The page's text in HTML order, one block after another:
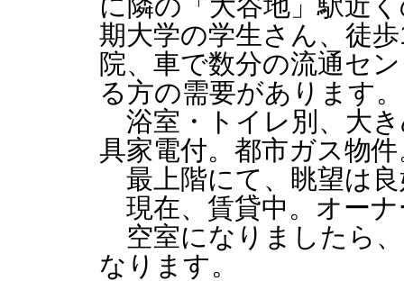
期大学の学生さん、徒
院、車で数分の流通セ
る方の需要があります。
浴室・トイレ別、大
具家電付。都市ガス物
最上階にて、眺望は
現在、賃貸中。オー
空室になりましたら
なります。